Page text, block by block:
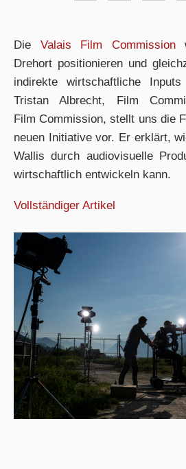
Die Valais Film Commission
Drehort positionieren und
indirekte wirtschaftliche
Tristan Albrecht, Film
Film Commission, stellt uns die
neuen Initiative vor. Er erklärt,
Wallis durch audiovisuelle
wirtschaftlich entwickeln kann.
Vollständiger Artikel